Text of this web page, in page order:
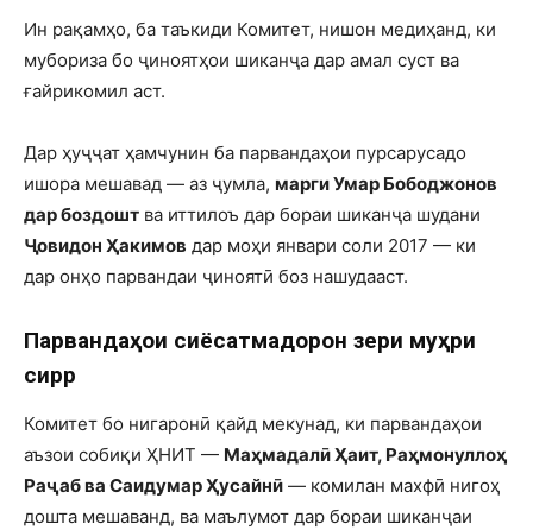
Ин рақамҳо, ба таъкиди Комитет, нишон медиҳанд, ки
мубориза бо ҷиноятҳои шиканҷа дар амал суст ва
ғайрикомил аст.
Дар ҳуҷҷат ҳамчунин ба парвандаҳои пурсарусадо
ишора мешавад — аз ҷумла, марги Умар Бободжонов
дар боздошт ва иттилоъ дар бораи шиканҷа шудани
Ҷовидон Ҳакимов дар моҳи январи соли 2017 — ки
дар онҳо парвандаи ҷиноятӣ боз нашудааст.
Парвандаҳои сиёсатмадорон зери муҳри
сирр
Комитет бо нигаронӣ қайд мекунад, ки парвандаҳои
аъзои собиқи ҲНИТ — Маҳмадалӣ Ҳаит, Раҳмонуллоҳ
Раҷаб ва Саидумар Ҳусайнӣ — комилан махфӣ нигоҳ
дошта мешаванд, ва маълумот дар бораи шиканҷаи